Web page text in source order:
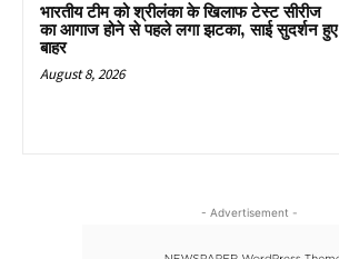
भारतीय टीम को श्रीलंका के खिलाफ टेस्ट सीरीज
का आगाज होने से पहले लगा झटका, साई सुदर्शन हुए
बाहर
August 8, 2026
- Advertisement -